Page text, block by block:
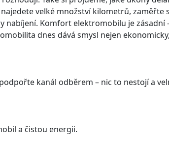
velké množství kilometrů,
nabíjení. Komfort elektromobilu je
dnes dává smysl nejen
kanál odběrem – nic to nestojí a
a čistou energii.